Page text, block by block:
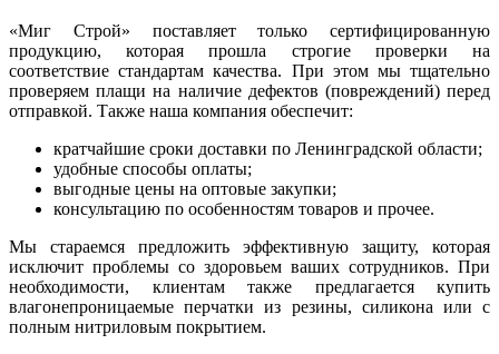
«Миг Строй» поставляет только сертифицированную
продукцию, которая прошла строгие проверки на
соответствие стандартам качества. При этом мы тщательно
проверяем плащи на наличие дефектов (повреждений) перед
отправкой. Также наша компания обеспечит:
кратчайшие сроки доставки по Ленинградской области;
удобные способы оплаты;
выгодные цены на оптовые закупки;
консультацию по особенностям товаров и прочее.
Мы стараемся предложить эффективную защиту, которая
исключит проблемы со здоровьем ваших сотрудников. При
необходимости, клиентам также предлагается купить
влагонепроницаемые перчатки из резины, силикона или с
полным нитриловым покрытием.